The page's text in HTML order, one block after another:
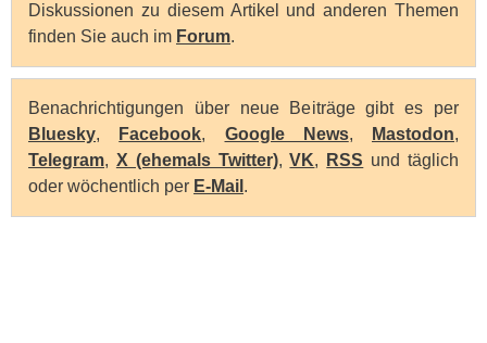
Diskussionen zu diesem Artikel und anderen Themen
finden Sie auch im Forum.
Benachrichtigungen über neue Beiträge gibt es per
Bluesky, Facebook, Google News, Mastodon,
Telegram, X (ehemals Twitter),VK, RSS und täglich
oder wöchentlich per E-Mail .